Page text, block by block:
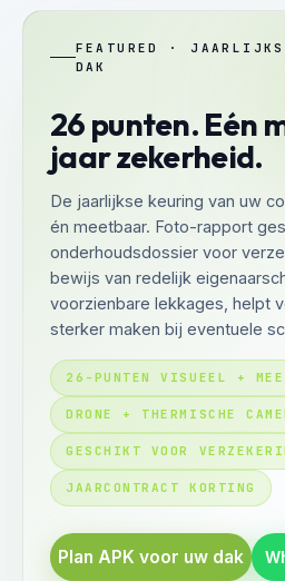
FEATURED ·
DAK
26 punten. Eén
jaar zekerheid.
De jaarlijkse keuring van uw
én meetbaar. Foto-rapport
onderhoudsdossier voor
bewijs van redelijk
voorzienbare lekkages, helpt
sterker maken bij eventuele
26-PUNTEN VISUEEL +
DRONE + THERMISCHE
GESCHIKT VOOR
JAARCONTRACT KORTING
Plan APK voor uw dak